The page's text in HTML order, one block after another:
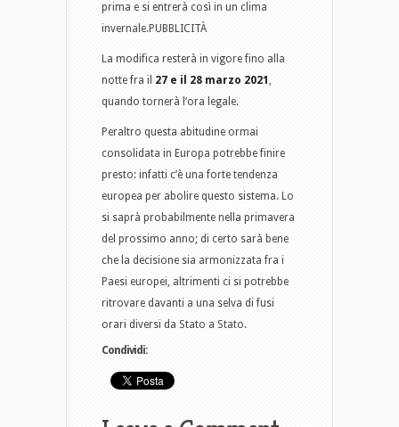
prima e si entrerà così in un clima
invernale.PUBBLICITÀ
La modifica resterà in vigore fino alla
notte fra il 27 e il 28 marzo 2021 ,
quando tornerà l’ora legale.
Peraltro questa abitudine ormai
consolidata in Europa potrebbe finire
presto: infatti c’è una forte tendenza
europea per abolire questo sistema. Lo
si saprà probabilmente nella primavera
del prossimo anno; di certo sarà bene
che la decisione sia armonizzata fra i
Paesi europei, altrimenti ci si potrebbe
ritrovare davanti a una selva di fusi
orari diversi da Stato a Stato.
Condividi: